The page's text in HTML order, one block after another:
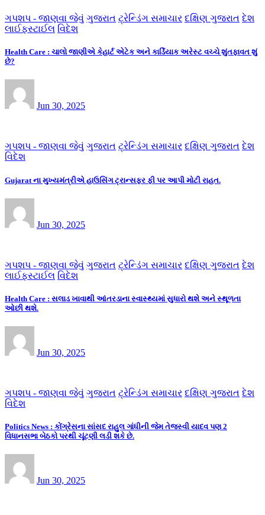
ગપશપ - જાણવા જેવું ગુજરાત ટ્રેન્ડિંગ સમાચાર દક્ષિણ ગુજરાત દેશ
લાઈફસ્ટાઈલ વિદેશ
Health Care : ચાલો જાણીએ કેહાર્ટ એટેક અને કાર્ડિયાક અરેસ્ટ વચ્ચે શુંતફાવત શું
છે?
Jun 30, 2025
ગપશપ - જાણવા જેવું ગુજરાત ટ્રેન્ડિંગ સમાચાર દક્ષિણ ગુજરાત દેશ
વિદેશ
Gujarat ના મુખ્યમંત્રીએ હાઉસિંગ ટ્રાન્સફર ફી પર આપી મોટી રાહત.
Jun 30, 2025
ગપશપ - જાણવા જેવું ગુજરાત ટ્રેન્ડિંગ સમાચાર દક્ષિણ ગુજરાત દેશ
લાઈફસ્ટાઈલ વિદેશ
Health Care : સલાડ ખાવાથી આંતરડાના સ્વાસ્થ્યમાં સુધારો થશે અને સ્થૂળતા
ઓછી થશે.
Jun 30, 2025
ગપશપ - જાણવા જેવું ગુજરાત ટ્રેન્ડિંગ સમાચાર દક્ષિણ ગુજરાત દેશ
વિદેશ
Politics News : કોંગ્રેસના સાંસદ રાહુલ ગાંધીની જેમ તેજસ્વી યાદવ પણ 2
વિધાનસભા બેઠકો પરથી ચૂંટણી લડી શકે છે.
Jun 30, 2025